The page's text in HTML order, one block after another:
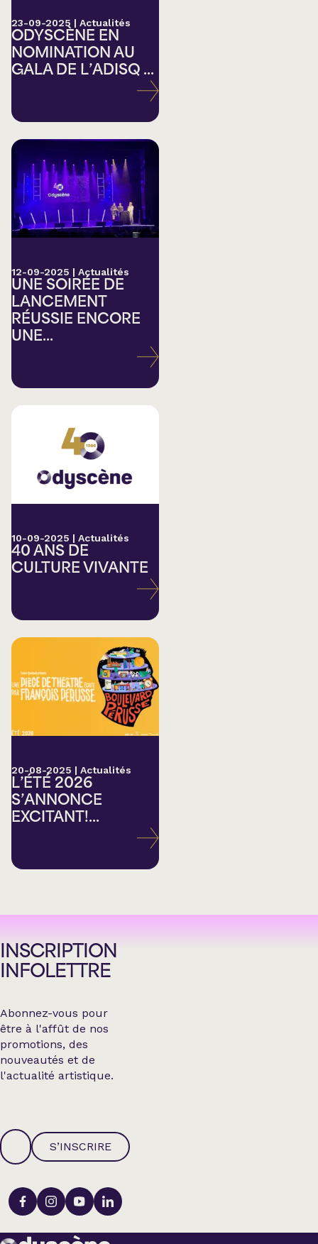
23-09-2025 | Actualités
ODYSCÈNE EN
NOMINATION AU
GALA DE L’ADISQ ...
12-09-2025 | Actualités
UNE SOIRÉE DE
LANCEMENT
RÉUSSIE ENCORE
UNE...
10-09-2025 | Actualités
40 ANS DE
CULTURE VIVANTE
20-08-2025 | Actualités
L’ÉTÉ 2026
S’ANNONCE
EXCITANT!...
INSCRIPTION
INFOLETTRE
Abonnez-vous pour
être à l'affût de nos
promotions, des
nouveautés et de
l'actualité artistique.
S’INSCRIRE